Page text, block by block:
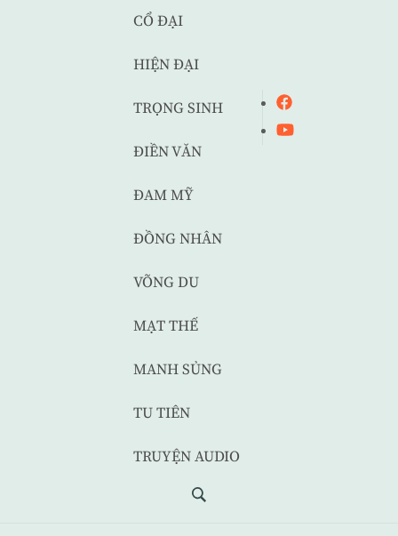
CỔ ĐẠI
HIỆN ĐẠI
TRỌNG SINH
ĐIỀN VĂN
ĐAM MỸ
ĐỒNG NHÂN
VÕNG DU
MẠT THẾ
MANH SỦNG
TU TIÊN
TRUYỆN AUDIO